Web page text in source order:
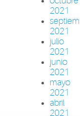
2021
2021
julio
2021
junio
2021
mayo
2021
abril
2021